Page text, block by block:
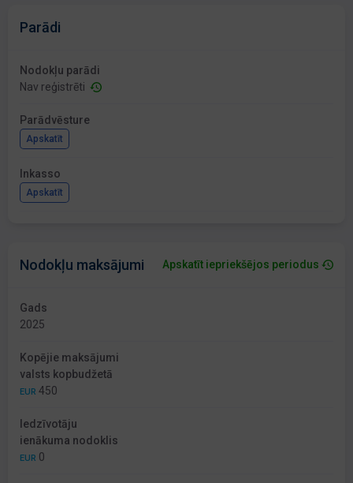
Parādi
Nodokļu parādi
Nav reģistrēti
Parādvēsture
Apskatīt
Inkasso
Apskatīt
Nodokļu maksājumi Apskatīt iepriekšējos periodus
Gads
2025
Kopējie maksājumi
valsts kopbudžetā
EUR 450
Iedzīvotāju
ienākuma nodoklis
EUR 0